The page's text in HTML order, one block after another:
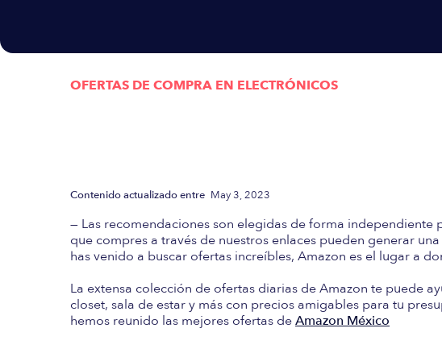
OFERTAS DE COMPRA EN ELECTRÓNICOS
las mejores Ofertas de
Contenido actualizado entre May 3, 2023
— Las recomendaciones son elegidas de forma independiente
que compres a través de nuestros enlaces pueden generar
has venido a buscar ofertas increíbles, Amazon es el lugar a
La extensa colección de ofertas diarias de Amazon te puede
closet, sala de estar y más con precios amigables para tu
hemos reunido las mejores ofertas deAmazon México